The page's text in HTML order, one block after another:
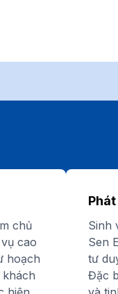
chủ
cao
hoạch
Sinh
Sen
tư
Đặc